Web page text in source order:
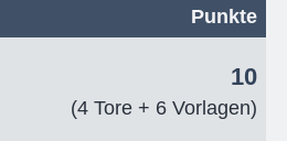
Punkte
10
(4 Tore + 6 Vorlagen)